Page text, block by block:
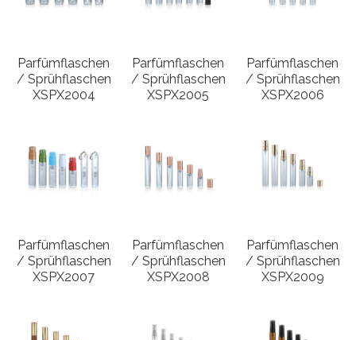
Parfümflaschen
/ Sprühflaschen
XSPX2004
Parfümflaschen
/ Sprühflaschen
XSPX2005
Parfümflaschen
/ Sprühflaschen
XSPX2006
Parfümflaschen
/ Sprühflaschen
XSPX2007
Parfümflaschen
/ Sprühflaschen
XSPX2008
Parfümflaschen
/ Sprühflaschen
XSPX2009